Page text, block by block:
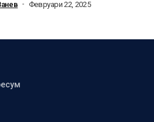
Февруари 22, 2025